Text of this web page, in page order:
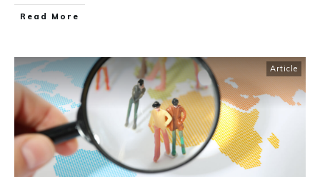
Read More
Article